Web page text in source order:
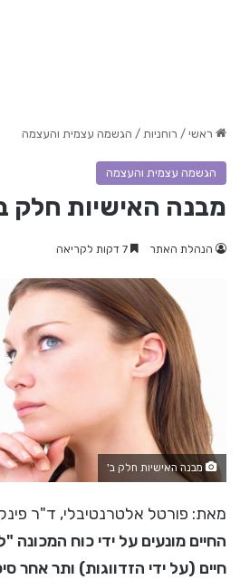
ראשי / רוחניות / הגשמה עצמית והעצמה
הגשמה עצמית והעצמה
מבנה האישיות חלק
הנהלת האתר
מבנה האישיות חלק ב'
מאת: פורטל אלטרנטיבלי, ד"ר פינקי
החיים מונעים על ידי כוח המכונה
חיים (על ידי הזדווגות) ותר אחר